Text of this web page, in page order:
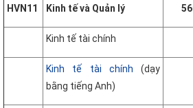
HVN11 Kinh tế và Quản lý
Kinh tế tài chính
Kinh tế tài chính (dạy
bằng tiếng Anh)